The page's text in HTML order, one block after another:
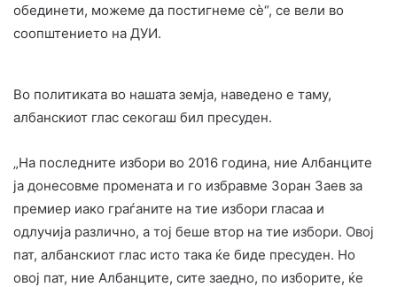
обединети, можеме да постигнеме сè“, се вели во
соопштението на ДУИ.
Во политиката во нашата земја, наведено е таму,
албанскиот глас секогаш бил пресуден.
„На последните избори во 2016 година, ние Албанците
ја донесовме промената и го избравме Зоран Заев за
премиер иако граѓаните на тие избори гласаа и
одлучија различно, а тој беше втор на тие избори. Овој
пат, албанскиот глас исто така ќе биде пресуден. Но
овој пат, ние Албанците, сите заедно, по изборите, ќе